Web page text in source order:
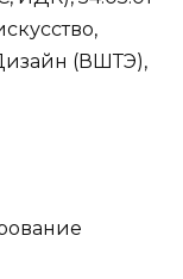
(ВШТЭ),